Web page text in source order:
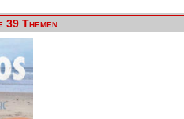
39 Themen